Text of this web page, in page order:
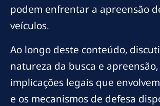
podem enfrentar a apreensão
veículos.
Ao longo deste conteúdo,
natureza da busca e apreensão,
implicações legais que
e os mecanismos de defesa